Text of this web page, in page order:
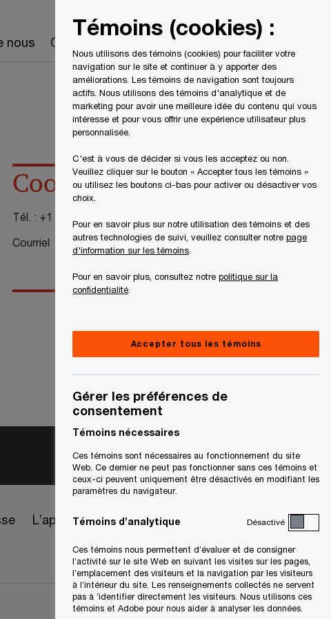
nous Carrières Recherche
Coordonnées
Tél. : +1 514 205 5190
Courriel
L’approvisionnement chez PwC
Témoins (cookies) :
Nous utilisons des témoins (cookies) pour faciliter votre
navigation sur le site et continuer à y apporter des
améliorations. Les témoins de navigation sont toujours
actifs. Nous utilisons des témoins d'analytique et de
marketing pour avoir une meilleure idée du contenu qui vous
intéresse et pour vous offrir une expérience utilisateur plus
personnalisée.
C'est à vous de décider si vous les acceptez ou non.
Veuillez cliquer sur le bouton « Accepter tous les témoins »
ou utilisez les boutons ci-bas pour activer ou désactiver vos
choix.
Pour en savoir plus sur notre utilisation des témoins et des
autres technologies de suivi, veuillez consulter notre page
d'information sur les témoins
Pour en savoir plus, consultez notre politique sur la
confidentialité
Accepter tous les témoins
Gérer les préférences de
consentement
Témoins nécessaires
Ces témoins sont nécessaires au fonctionnement du site
Web. Ce dernier ne peut pas fonctionner sans ces témoins et
ceux-ci peuvent uniquement être désactivés en modifiant les
paramètres du navigateur.
Témoins d’analytique Désactivé
Ces témoins nous permettent d’évaluer et de consigner
l’activité sur le site Web en suivant les visites sur les pages,
l’emplacement des visiteurs et la navigation par les visiteurs
à l’intérieur du site. Les renseignements collectés ne servent
pas à ’identifier directement les visiteurs. Nous utilisons ces
témoins et Adobe pour nous aider à analyser les données.